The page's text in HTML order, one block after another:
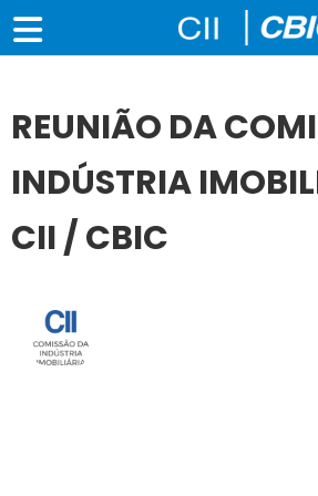
REUNIÃO DA
INDÚSTRIA
CII / CBIC